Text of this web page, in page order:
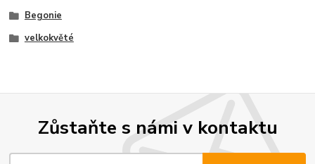
Begonie
velkokvěté
Zůstaňte s námi v kontaktu